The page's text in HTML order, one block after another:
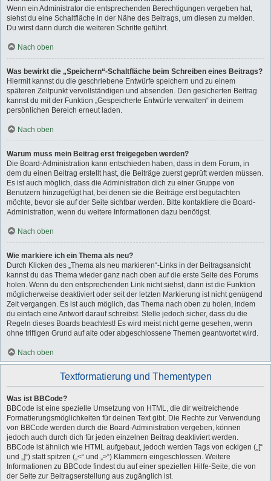
Wenn ein Administrator die entsprechenden Berechtigungen vergeben hat,
siehst du eine Schaltfläche in der Nähe des Beitrags, um diesen zu melden.
Du wirst dann durch die weiteren Schritte geführt.
Nach oben
Was bewirkt die „Speichern“-Schaltfläche beim Schreiben eines Beitrags?
Hiermit kannst du die geschriebene Entwürfe speichern und zu einem
späteren Zeitpunkt vervollständigen und absenden. Den gesicherten Beitrag
kannst du mit der Funktion „Gespeicherte Entwürfe verwalten“ in deinem
persönlichen Bereich erneut laden.
Nach oben
Warum muss mein Beitrag erst freigegeben werden?
Die Board-Administration kann entschieden haben, dass in dem Forum, in
dem du einen Beitrag erstellt hast, die Beiträge zuerst geprüft werden müssen.
Es ist auch möglich, dass die Administration dich zu einer Gruppe von
Benutzern hinzugefügt hat, bei denen sie die Beiträge erst begutachten
möchte, bevor sie auf der Seite sichtbar werden. Bitte kontaktiere die Board-
Administration, wenn du weitere Informationen dazu benötigst.
Nach oben
Wie markiere ich ein Thema als neu?
Durch Klicken des „Thema als neu markieren“-Links in der Beitragsansicht
kannst du das Thema wieder ganz nach oben auf die erste Seite des Forums
holen. Wenn du den entsprechenden Link nicht siehst, dann ist die Funktion
möglicherweise deaktiviert oder seit der letzten Markierung ist nicht genügend
Zeit vergangen. Es ist auch möglich, das Thema nach oben zu holen, indem
du einfach eine Antwort darauf schreibst. Stelle jedoch sicher, dass du die
Regeln dieses Boards beachtest! Es wird meist nicht gerne gesehen, wenn
ohne triftigen Grund auf alte oder abgeschlossene Themen geantwortet wird.
Nach oben
Textformatierung und Thementypen
Was ist BBCode?
BBCode ist eine spezielle Umsetzung von HTML, die dir weitreichende
Formatierungsmöglichkeiten für deinen Text gibt. Die Rechte zur Verwendung
von BBCode werden durch die Board-Administration vergeben, können
jedoch auch durch dich für jeden einzelnen Beitrag deaktiviert werden.
BBCode ist ähnlich wie HTML aufgebaut, jedoch werden Tags von eckigen („[“
und „]“) statt spitzen („<“ und „>“) Klammern eingeschlossen. Weitere
Informationen zu BBCode findest du auf einer speziellen Hilfe-Seite, die von
der Seite zur Beitragserstellung aus zugänglich ist.